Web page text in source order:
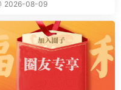
遇-财富）共4视频
2026-08-09